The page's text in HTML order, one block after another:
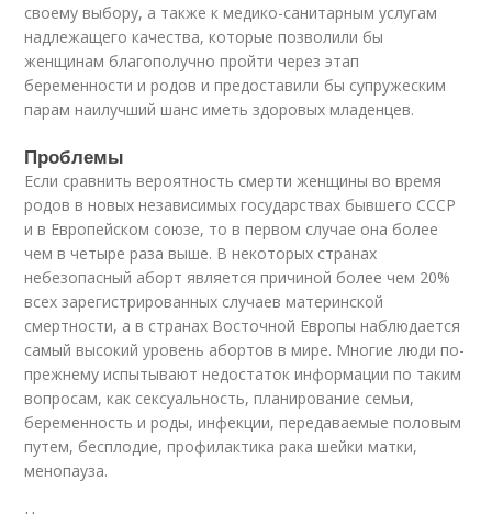
своему выбору, а также к медико-санитарным услугам
надлежащего качества, которые позволили бы
женщинам благополучно пройти через этап
беременности и родов и предоставили бы супружеским
парам наилучший шанс иметь здоровых младенцев.
Проблемы
Если сравнить вероятность смерти женщины во время
родов в новых независимых государствах бывшего СССР
и в Европейском союзе, то в первом случае она более
чем в четыре раза выше. В некоторых странах
небезопасный аборт является причиной более чем 20%
всех зарегистрированных случаев материнской
смертности, а в странах Восточной Европы наблюдается
самый высокий уровень абортов в мире. Многие люди по-
прежнему испытывают недостаток информации по таким
вопросам, как сексуальность, планирование семьи,
беременность и роды, инфекции, передаваемые половым
путем, бесплодие, профилактика рака шейки матки,
менопауза.